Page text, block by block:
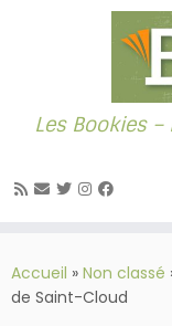
au
contenu
Les Bookies
Accueil » Non classé
de Saint-Cloud